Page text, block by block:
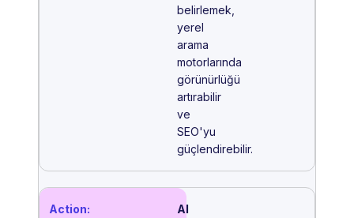
belirlemek,
yerel
arama
motorlarında
görünürlüğü
artırabilir
ve
SEO'yu
güçlendirebilir.
AI